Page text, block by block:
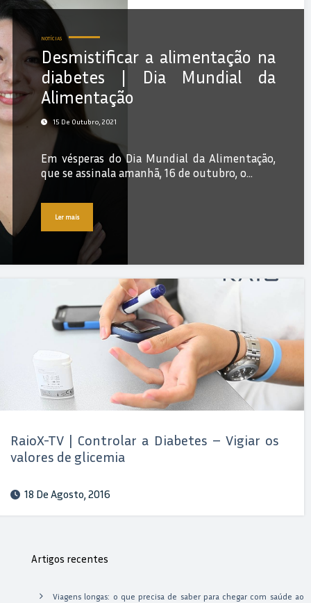
NOTÍCIAS
Desmistificar a alimentação na
diabetes | Dia Mundial da
Alimentação
15 De Outubro, 2021
Em vésperas do Dia Mundial da Alimentação,
que se assinala amanhã, 16 de outubro, o…
Ler mais
RaioX-TV | Controlar a Diabetes – Vigiar os
valores de glicemia
18 De Agosto, 2016
Artigos recentes
Viagens longas: o que precisa de saber para chegar com saúde ao